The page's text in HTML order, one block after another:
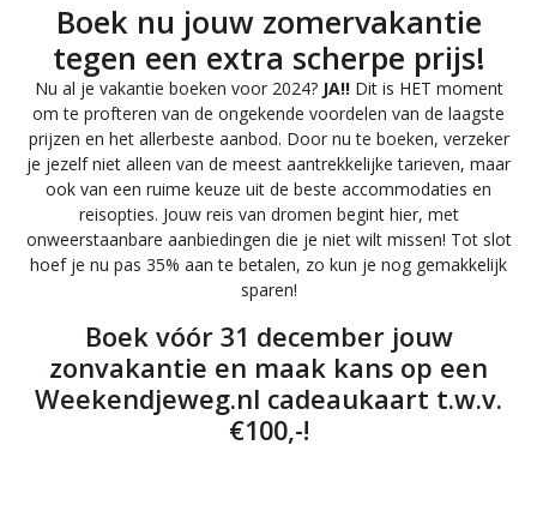
Boek nu jouw zomervakantie
tegen een extra scherpe prijs!
Nu al je vakantie boeken voor 2024? JA!!Dit is HET moment
om te profteren van de ongekende voordelen van de laagste
prijzen en het allerbeste aanbod. Door nu te boeken, verzeker
je jezelf niet alleen van de meest aantrekkelijke tarieven, maar
ook van een ruime keuze uit de beste accommodaties en
reisopties. Jouw reis van dromen begint hier, met
onweerstaanbare aanbiedingen die je niet wilt missen! Tot slot
hoef je nu pas 35% aan te betalen, zo kun je nog gemakkelijk
sparen!
Boek vóór 31 december jouw
zonvakantie en maak kans op een
Weekendjeweg.nl cadeaukaart t.w.v.
€100,-!